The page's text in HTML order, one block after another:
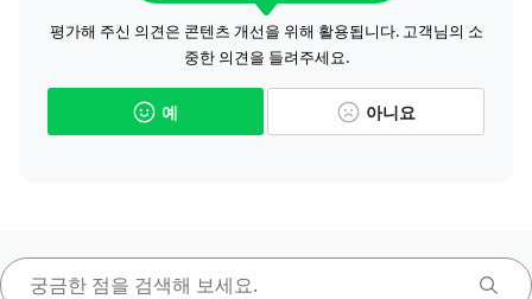
평가해 주신 의견은 콘텐츠 개선을 위해 활용됩니다. 고객님의 소
중한 의견을 들려주세요.
예 아니요